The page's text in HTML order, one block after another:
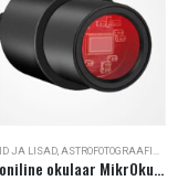
JA LISAD ASTROFOTOGRAAFIA
Elektrooniline okulaar MikrOkular Full-HD